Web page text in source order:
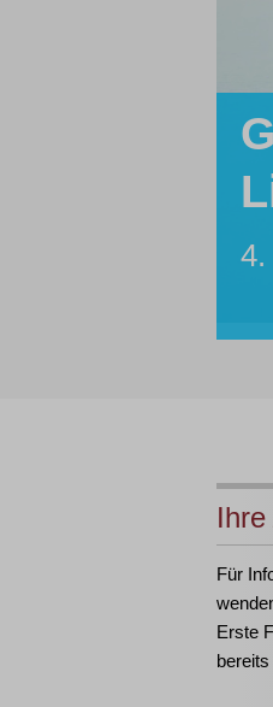
4.
7.
Für
Erste
bereits